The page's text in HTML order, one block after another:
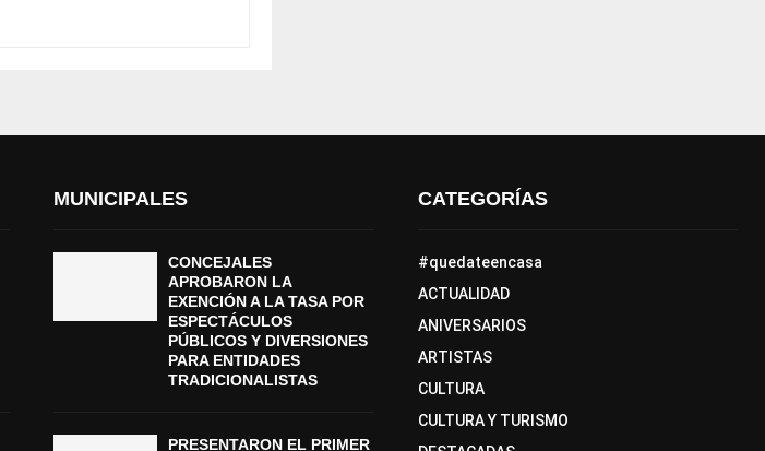
MUNICIPALES
CONCEJALES
APROBARON LA
EXENCIÓN A LA TASA POR
ESPECTÁCULOS
PÚBLICOS Y DIVERSIONES
PARA ENTIDADES
TRADICIONALISTAS
PRESENTARON EL PRIMER
CATEGORÍAS
#quedateencasa
ACTUALIDAD
ANIVERSARIOS
ARTISTAS
CULTURA
CULTURA Y TURISMO